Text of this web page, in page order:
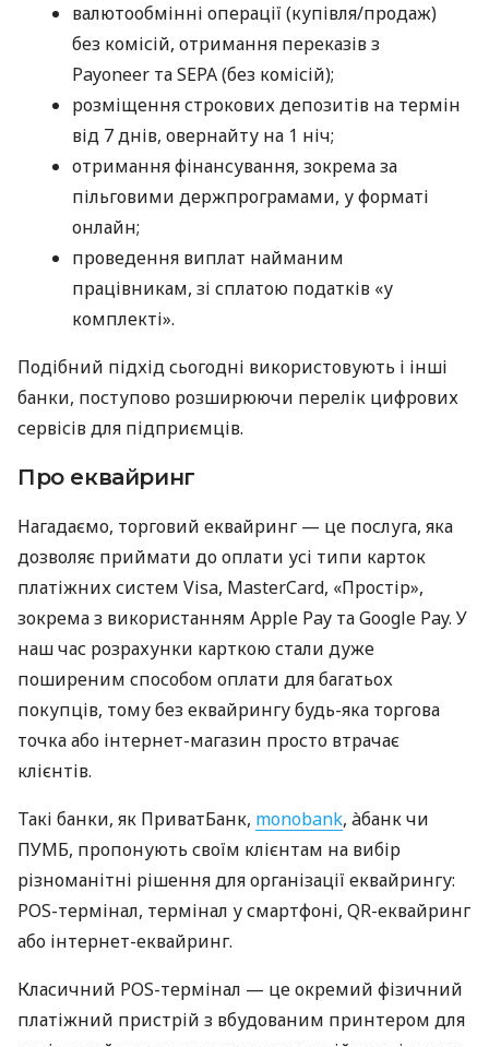
валютообмінні операції (купівля/продаж)
без комісій, отримання переказів з
Payoneer та SEPA (без комісій);
розміщення строкових депозитів на термін
від 7 днів, овернайту на 1 ніч;
отримання фінансування, зокрема за
пільговими держпрограмами, у форматі
онлайн;
проведення виплат найманим
працівникам, зі сплатою податків «у
комплекті».
Подібний підхід сьогодні використовують і інші
банки, поступово розширюючи перелік цифрових
сервісів для підприємців.
Про еквайринг
Нагадаємо, торговий еквайринг — це послуга, яка
дозволяє приймати до оплати усі типи карток
платіжних систем Visa, MasterCard, «Простір»,
зокрема з використанням Apple Pay та Google Pay. У
наш час розрахунки карткою стали дуже
поширеним способом оплати для багатьох
покупців, тому без еквайрингу будь-яка торгова
точка або інтернет-магазин просто втрачає
клієнтів.
Такі банки, як ПриватБанк, monobank, àбанк чи
ПУМБ, пропонують своїм клієнтам на вибір
різноманітні рішення для організації еквайрингу:
POS-термінал, термінал у смартфоні, QR-еквайринг
або інтернет-еквайринг.
Класичний POS-термінал — це окремий фізичний
платіжний пристрій з вбудованим принтером для